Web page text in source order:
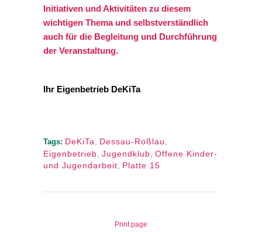
Initiativen und Aktivitäten zu diesem
wichtigen Thema und selbstverständlich
auch für die Begleitung und Durchführung
der Veranstaltung.
Ihr Eigenbetrieb DeKiTa
Tags: DeKiTa Dessau-Roßlau
Eigenbetrieb Jugendklub Offene Kinder-
und Jugendarbeit
Platte 15
Print page